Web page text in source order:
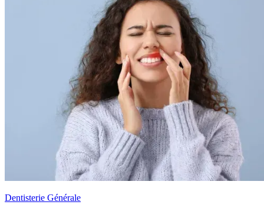
Dentisterie Générale